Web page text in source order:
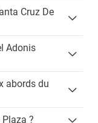
Cruz De
Adonis
abords du
?